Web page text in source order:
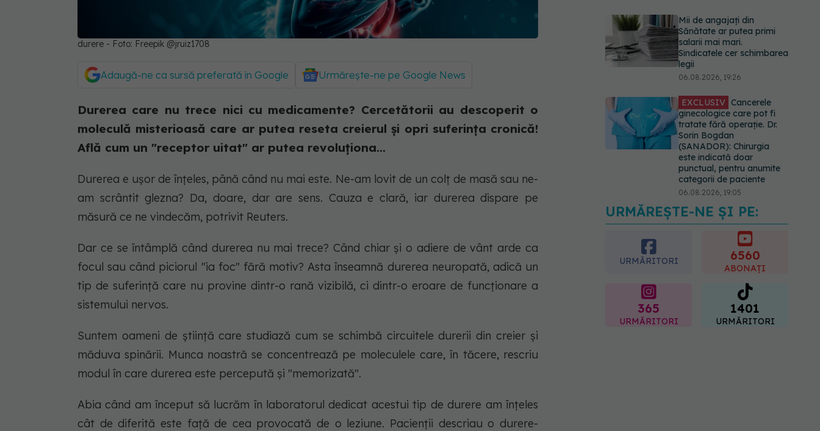
durere - Foto: Freepik @jruiz1708
Adaugă-ne ca sursă preferată în Google Urmărește-ne pe Google News
Durerea care nu trece nici cu medicamente? Cercetătorii au descoperit o
moleculă misterioasă care ar putea reseta creierul și opri suferința cronică!
Află cum un "receptor uitat" ar putea revoluționa...
Durerea e ușor de înțeles, până când nu mai este. Ne-am lovit de un colț de masă sau ne-
am scrântit glezna? Da, doare, dar are sens. Cauza e clară, iar durerea dispare pe
măsură ce ne vindecăm, potrivit Reuters.
Dar ce se întâmplă când durerea nu mai trece? Când chiar și o adiere de vânt arde ca
focul sau când piciorul "ia foc" fără motiv? Asta înseamnă durerea neuropată, adică un
tip de suferință care nu provine dintr-o rană vizibilă, ci dintr-o eroare de funcționare a
sistemului nervos.
Suntem oameni de știință care studiază cum se schimbă circuitele durerii din creier și
măduva spinării. Munca noastră se concentrează pe moleculele care, în tăcere, rescriu
modul în care durerea este percepută și "memorizată".
Abia când am început să lucrăm în laboratorul dedicat acestui tip de durere am înțeles
cât de diferită este față de cea provocată de o leziune. Pacienții descriau o durere-
Mii de angajați din
Sănătate ar putea primi
salarii mai mari.
Sindicatele cer schimbarea
legii
06.08.2026, 19:26
EXCLUSIV Cancerele
ginecologice care pot fi
tratate fără operație. Dr.
Sorin Bogdan
(SANADOR): Chirurgia
este indicată doar
punctual, pentru anumite
categorii de paciente
06.08.2026, 19:05
EXCLUSIV Brahiterapie
vs radioterapie externă în
cancerul ginecologic. Dr.
Sorin Bogdan (SANADOR)
explică diferența și cum
acționează tratamentul
URMĂREȘTE-NE ȘI PE:
URMĂRITORI 6560
ABONAȚI
365
URMĂRITORI
1401
URMĂRITORI